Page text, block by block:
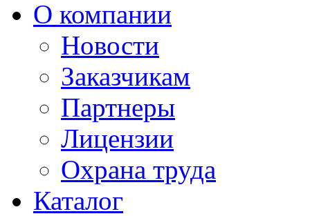
О компании
Новости
Заказчикам
Партнеры
Лицензии
Охрана труда
Каталог